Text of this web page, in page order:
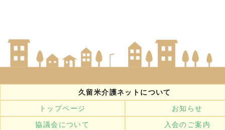
久留米介護ネットについて
トップページ
お知らせ
協議会について
入会のご案内